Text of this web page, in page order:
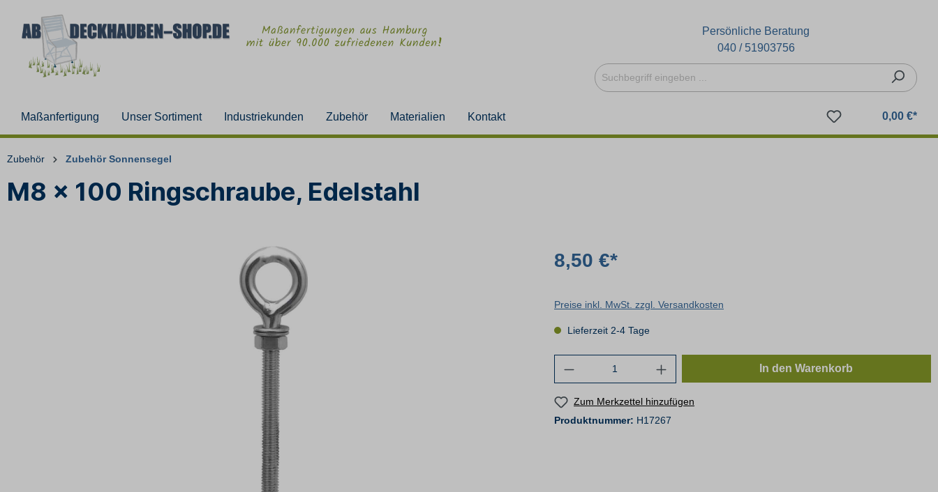
Persönliche Beratung
040 / 51903756
Maßanfertigung Unser Sortiment Industriekunden Zubehör Materialien Kontakt 0,00 €*
Zubehör Zubehör Sonnensegel
M8 x 100 Ringschraube, Edelstahl
8,50 €*
Preise inkl. MwSt. zzgl. Versandkosten
Lieferzeit 2-4 Tage
In den Warenkorb
Zum Merkzettel hinzufügen
Produktnummer: H17267